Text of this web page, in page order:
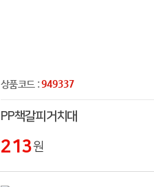
상품코드 :949337
PP책갈피거치대
213원